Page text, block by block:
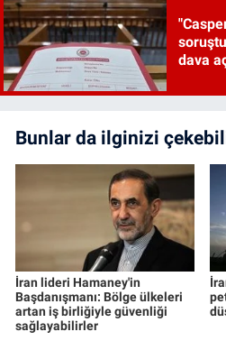
dava
Bunlar da ilginizi
İran lideri Hamaney'in
Başdanışmanı: Bölge ülkeleri
artan iş birliğiyle güvenliği
sağlayabilirler